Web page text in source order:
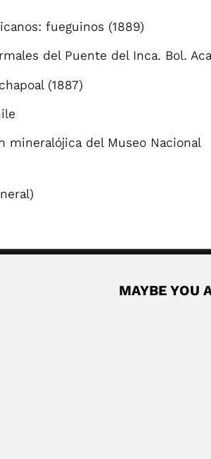
fueguinos (1889)
del Puente del Inca. Bol.
(1887)
mineralójica del Museo Nacional
MAYBE YOU